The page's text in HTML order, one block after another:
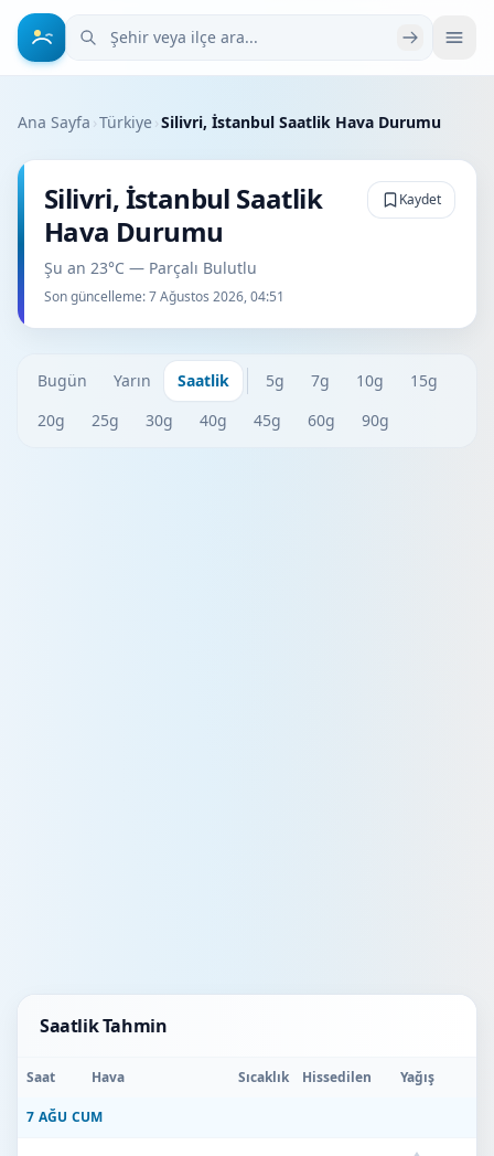
Şehir veya ilçe ara
Ana Sayfa ›Türkiye›Silivri, İstanbul Saatlik Hava Durumu
Silivri, İstanbul Saatlik
Hava Durumu
Şu an 23°C — Parçalı Bulutlu
Son güncelleme:7 Ağustos 2026, 04:51
Kaydet
Bugün Yarın Saatlik 5g 7g 10g
15g
20g
25g 30g 40g 45g 60g 90g
Saatlik Tahmin
Saat Hava Sıcaklık Hissedilen Yağış
7 AĞU CUM